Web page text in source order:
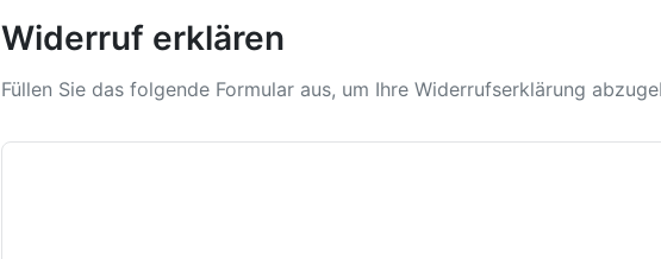
Widerruf erklären
Füllen Sie das folgende Formular aus, um Ihre Widerrufserklärung